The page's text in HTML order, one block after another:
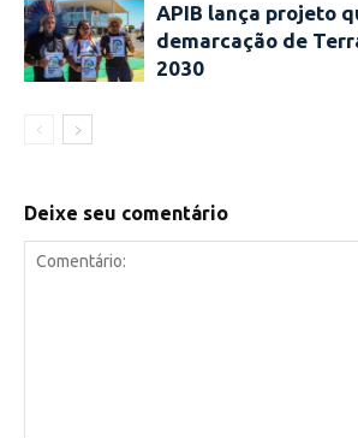
APIB lança projeto
demarcação de
2030
Deixe seu comentário